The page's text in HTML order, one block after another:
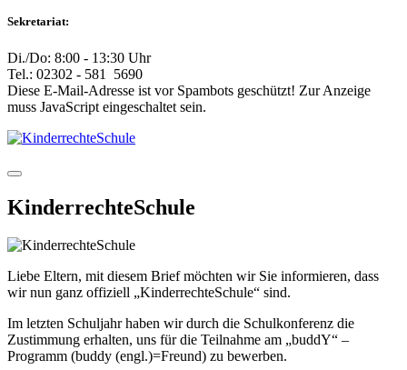
Sekretariat:
Di./Do: 8:00 - 13:30 Uhr
Tel.: 02302 - 581 5690
Diese E-Mail-Adresse ist vor Spambots geschützt! Zur Anzeige
muss JavaScript eingeschaltet sein.
KinderrechteSchule
Liebe Eltern, mit diesem Brief möchten wir Sie informieren, dass
wir nun ganz offiziell „KinderrechteSchule“ sind.
Im letzten Schuljahr haben wir durch die Schulkonferenz die
Zustimmung erhalten, uns für die Teilnahme am „buddY“ –
Programm (buddy (engl.)=Freund) zu bewerben.